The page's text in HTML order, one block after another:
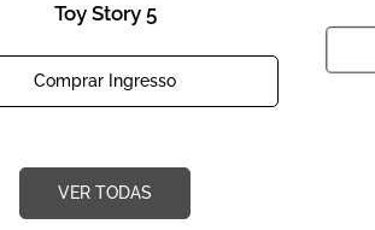
Toy Story 5
Comprar Ingresso
VER TODAS